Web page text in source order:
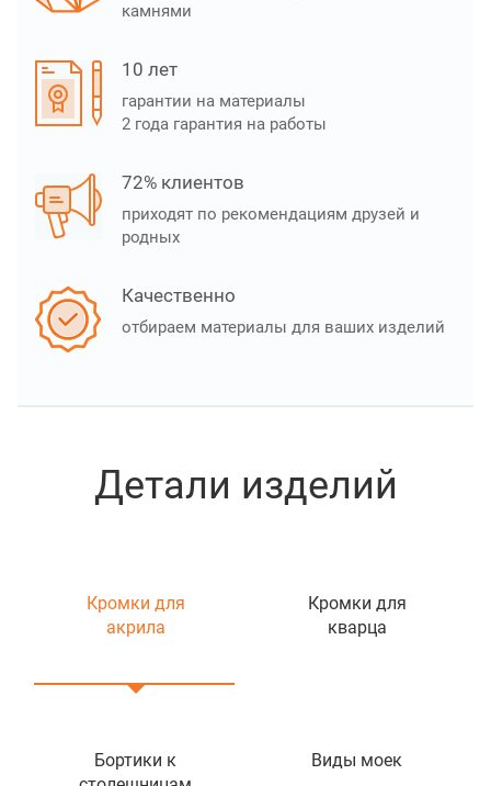
камнями
10 лет
гарантии на материалы
2 года гарантия на работы
72% клиентов
приходят по рекомендациям друзей и
родных
Качественно
отбираем материалы для ваших изделий
Детали изделий
Кромки для
акрила
Кромки для
кварца
Бортики к
Виды моек